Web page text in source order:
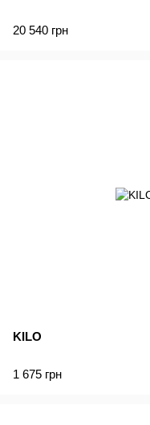
20 540 грн
KILO
1 675 грн